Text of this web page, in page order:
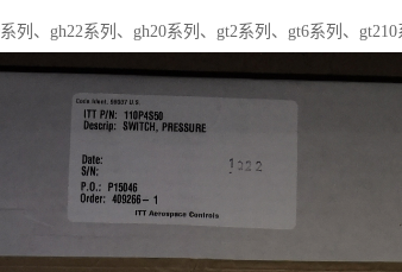
列、gh22系列、gh20系列、gt2系列、gt6系列、gt210